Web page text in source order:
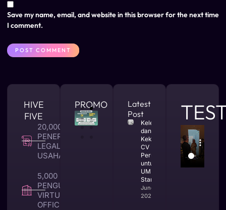
Save my name, email, and website in this browser for the next time
I comment.
HIVE
FIVE
20,000 +
PENERBITAN
LEGALITAS
USAHA
5,000 +
PENGUNA
VIRTUAL
OFFICE
PROMO
Latest
Post
Kelebihan
dan
Kekurangan
CV
Perusahaan
untuk
UMKM dan
Startup
June 25,
2026